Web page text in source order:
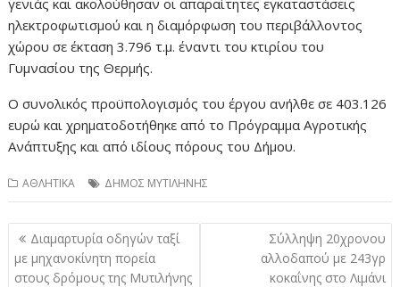
γενιάς και ακολούθησαν οι απαραίτητες εγκαταστάσεις
ηλεκτροφωτισμού και η διαμόρφωση του περιβάλλοντος
χώρου σε έκταση 3.796 τ.μ. έναντι του κτιρίου του
Γυμνασίου της Θερμής.
Ο συνολικός προϋπολογισμός του έργου ανήλθε σε 403.126
ευρώ και χρηματοδοτήθηκε από το Πρόγραμμα Αγροτικής
Ανάπτυξης και από ιδίους πόρους του Δήμου.
ΑΘΛΗΤΙΚΑ ΔΗΜΟΣ ΜΥΤΙΛΗΝΗΣ
Πλοήγηση
άρθρων
Διαμαρτυρία οδηγών ταξί
με μηχανοκίνητη πορεία
στους δρόμους της Μυτιλήνης
Σύλληψη 20χρονου
αλλοδαπού με 243γρ
κοκαΐνης στο Λιμάνι